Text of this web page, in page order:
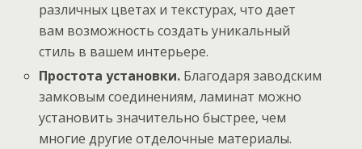
различных цветах и текстурах, что дает
вам возможность создать уникальный
стиль в вашем интерьере.
Простота установки. Благодаря заводским
замковым соединениям, ламинат можно
установить значительно быстрее, чем
многие другие отделочные материалы.